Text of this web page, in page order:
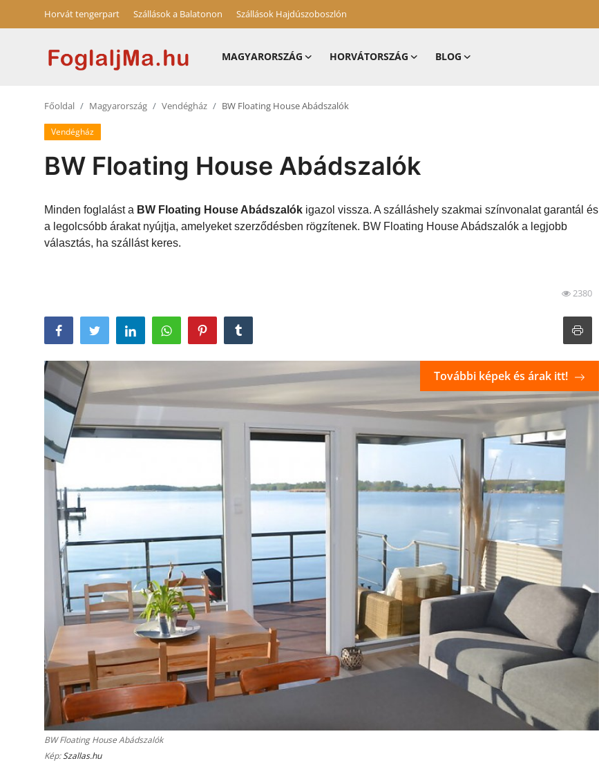
Horvát tengerpart Szállások a Balatonon Szállások Hajdúszoboszlón
MAGYARORSZÁG HORVÁTORSZÁG BLOG
Horvátország
Szállások Hajdúszoboszlón
Főoldal Magyarország Vendégház BW Floating House Abádszalók
Vendégház
BW Floating House Abádszalók
Minden foglalást a BW Floating House Abádszalók igazol vissza. A szálláshely szakmai színvonalat garantál és
a legolcsóbb árakat nyújtja, amelyeket szerződésben rögzítenek. BW Floating House Abádszalók a legjobb
választás, ha szállást keres.
2380
BW Floating House Abádszalók
Kép:Szallas.hu
További képek és árak itt!